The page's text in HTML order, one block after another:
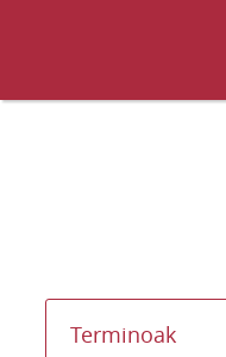
Terminoak